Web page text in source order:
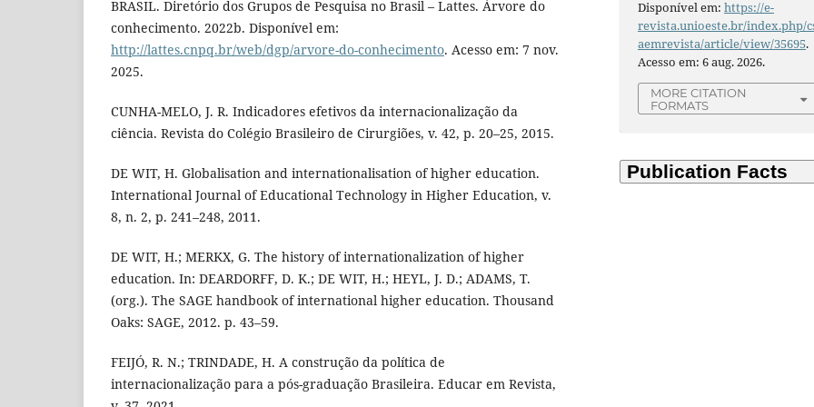
BRASIL. Diretório dos Grupos de Pesquisa no Brasil – Lattes. Árvore do
conhecimento. 2022b. Disponível em:
http://lattes.cnpq.br/web/dgp/arvore-do-conhecimento. Acesso em: 7 nov.
2025.
CUNHA-MELO, J. R. Indicadores efetivos da internacionalização da
ciência. Revista do Colégio Brasileiro de Cirurgiões, v. 42, p. 20–25, 2015.
DE WIT, H. Globalisation and internationalisation of higher education.
International Journal of Educational Technology in Higher Education, v.
8, n. 2, p. 241–248, 2011.
DE WIT, H.; MERKX, G. The history of internationalization of higher
education. In: DEARDORFF, D. K.; DE WIT, H.; HEYL, J. D.; ADAMS, T.
(org.). The SAGE handbook of international higher education. Thousand
Oaks: SAGE, 2012. p. 43–59.
FEIJÓ, R. N.; TRINDADE, H. A construção da política de
internacionalização para a pós-graduação Brasileira. Educar em Revista,
Disponível em:https://e-
revista.unioeste.br/index.php/
aemrevista/article/view/35695.
Acesso em: 6 aug. 2026.
MORE CITATION
FORMATS